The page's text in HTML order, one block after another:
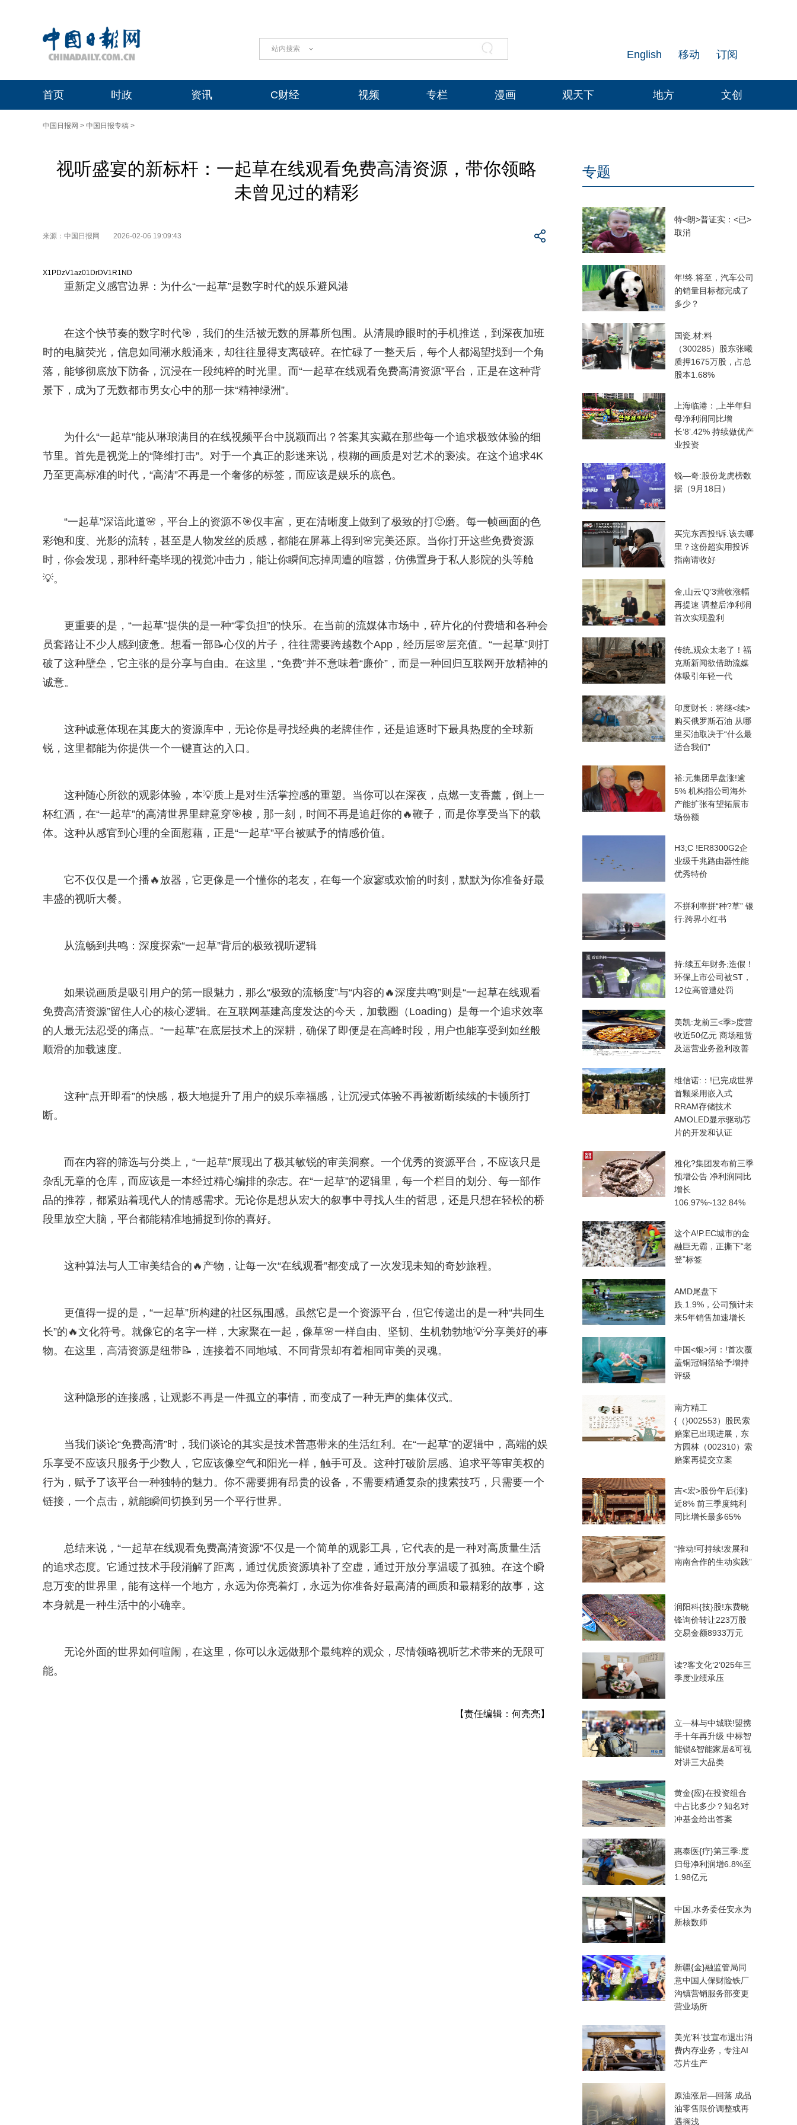
站内搜索 订阅
移动
English
首页 时政 资讯 C财经 视频 专栏 漫画 观天下 地方 文创
中国日报网 > 中国日报专稿 >
视听盛宴的新标杆：一起草在线观看免费高清资源，带你领略
未曾见过的精彩
来源：中国日报网 2026-02-06 19:09:43
X1PDzV1az01DrDV1R1ND
重新定义感官边界：为什么“一起草”是数字时代的娱乐避风港
在这个快节奏的数字时代🎯，我们的生活被无数的屏幕所包围。从清晨睁眼时的手机推送，到深夜加班
时的电脑荧光，信息如同潮水般涌来，却往往显得支离破碎。在忙碌了一整天后，每个人都渴望找到一个角
落，能够彻底放下防备，沉浸在一段纯粹的时光里。而“一起草在线观看免费高清资源”平台，正是在这种背
景下，成为了无数都市男女心中的那一抹“精神绿洲”。
为什么“一起草”能从琳琅满目的在线视频平台中脱颖而出？答案其实藏在那些每一个追求极致体验的细
节里。首先是视觉上的“降维打击”。对于一个真正的影迷来说，模糊的画质是对艺术的亵渎。在这个追求4K
乃至更高标准的时代，“高清”不再是一个奢侈的标签，而应该是娱乐的底色。
“一起草”深谙此道🌸，平台上的资源不🎯仅丰富，更在清晰度上做到了极致的打🙂磨。每一帧画面的色
彩饱和度、光影的流转，甚至是人物发丝的质感，都能在屏幕上得到🌸完美还原。当你打开这些免费资源
时，你会发现，那种纤毫毕现的视觉冲击力，能让你瞬间忘掉周遭的喧嚣，仿佛置身于私人影院的头等舱
💡。
更重要的是，“一起草”提供的是一种“零负担”的快乐。在当前的流媒体市场中，碎片化的付费墙和各种会
员套路让不少人感到疲惫。想看一部📝心仪的片子，往往需要跨越数个App，经历层🌸层充值。“一起草”则打
破了这种壁垒，它主张的是分享与自由。在这里，“免费”并不意味着“廉价”，而是一种回归互联网开放精神的
诚意。
这种诚意体现在其庞大的资源库中，无论你是寻找经典的老牌佳作，还是追逐时下最具热度的全球新
锐，这里都能为你提供一个一键直达的入口。
这种随心所欲的观影体验，本💡质上是对生活掌控感的重塑。当你可以在深夜，点燃一支香薰，倒上一
杯红酒，在“一起草”的高清世界里肆意穿🎯梭，那一刻，时间不再是追赶你的🔥鞭子，而是你享受当下的载
体。这种从感官到心理的全面慰藉，正是“一起草”平台被赋予的情感价值。
它不仅仅是一个播🔥放器，它更像是一个懂你的老友，在每一个寂寥或欢愉的时刻，默默为你准备好最
丰盛的视听大餐。
从流畅到共鸣：深度探索“一起草”背后的极致视听逻辑
如果说画质是吸引用户的第一眼魅力，那么“极致的流畅度”与“内容的🔥深度共鸣”则是“一起草在线观看
免费高清资源”留住人心的核心逻辑。在互联网基建高度发达的今天，加载圈（Loading）是每一个追求效率
的人最无法忍受的痛点。“一起草”在底层技术上的深耕，确保了即便是在高峰时段，用户也能享受到如丝般
顺滑的加载速度。
这种“点开即看”的快感，极大地提升了用户的娱乐幸福感，让沉浸式体验不再被断断续续的卡顿所打
断。
而在内容的筛选与分类上，“一起草”展现出了极其敏锐的审美洞察。一个优秀的资源平台，不应该只是
杂乱无章的仓库，而应该是一本经过精心编排的杂志。在“一起草”的逻辑里，每一个栏目的划分、每一部作
品的推荐，都紧贴着现代人的情感需求。无论你是想从宏大的叙事中寻找人生的哲思，还是只想在轻松的桥
段里放空大脑，平台都能精准地捕捉到你的喜好。
这种算法与人工审美结合的🔥产物，让每一次“在线观看”都变成了一次发现未知的奇妙旅程。
更值得一提的是，“一起草”所构建的社区氛围感。虽然它是一个资源平台，但它传递出的是一种“共同生
长”的🔥文化符号。就像它的名字一样，大家聚在一起，像草🌸一样自由、坚韧、生机勃勃地💡分享美好的事
物。在这里，高清资源是纽带📝，连接着不同地域、不同背景却有着相同审美的灵魂。
这种隐形的连接感，让观影不再是一件孤立的事情，而变成了一种无声的集体仪式。
当我们谈论“免费高清”时，我们谈论的其实是技术普惠带来的生活红利。在“一起草”的逻辑中，高端的娱
乐享受不应该只服务于少数人，它应该像空气和阳光一样，触手可及。这种打破阶层感、追求平等审美权的
行为，赋予了该平台一种独特的魅力。你不需要拥有昂贵的设备，不需要精通复杂的搜索技巧，只需要一个
链接，一个点击，就能瞬间切换到另一个平行世界。
总结来说，“一起草在线观看免费高清资源”不仅是一个简单的观影工具，它代表的是一种对高质量生活
的追求态度。它通过技术手段消解了距离，通过优质资源填补了空虚，通过开放分享温暖了孤独。在这个瞬
息万变的世界里，能有这样一个地方，永远为你亮着灯，永远为你准备好最高清的画质和最精彩的故事，这
本身就是一种生活中的小确幸。
无论外面的世界如何喧闹，在这里，你可以永远做那个最纯粹的观众，尽情领略视听艺术带来的无限可
能。
【责任编辑：何亮亮】
专题
特<朗>普证实：<已>
取消
年!终.将至，汽车公司
的销量目标都完成了
多少？
国瓷.材:料
（300285）股东张曦
质押1675万股，占总
股本1.68%
上海临港：,上半年归
母净利润同比增
长‘8’.42% 持续做优产
业投资
锐—奇:股份龙虎榜数
据（9月18日）
买完东西投!诉.该去哪
里？这份超实用投诉
指南请收好
金,山云‘Q’3营收涨幅
再提速 调整后净利润
首次实现盈利
传统,观众太老了！福
克斯新闻欲借助流媒
体吸引年轻一代
印度财长：将继<续>
购买俄罗斯石油 从哪
里买油取决于“什么最
适合我们”
裕:元集团早盘涨!逾
5% 机构指公司海外
产能扩张有望拓展市
场份额
H3;C !ER8300G2企
业级千兆路由器性能
优秀特价
不拼利率拼“种?草” 银
行:跨界小红书
持:续五年财务;造假！
环保上市公司被ST，
12位高管遭处罚
美凯:龙前三<季>度营
收近50亿元 商场租赁
及运营业务盈利改善
维信诺:：!已完成世界
首颗采用嵌入式
RRAM存储技术
AMOLED显示驱动芯
片的开发和认证
雅化?集团发布前三季
预增公告 净利润同比
增长
106.97%~132.84%
这个A!P.EC城市的金
融巨无霸，正撕下“老
登”标签
AMD尾盘下
跌.1.9%，公司预计未
来5年销售加速增长
中国<银>河：!首次覆
盖铜冠铜箔给予增持
评级
南方精工
{（}002553）股民索
赔案已出现进展，东
方园林（002310）索
赔案再提交立案
吉<宏>股份午后{涨}
近8% 前三季度纯利
同比增长最多65%
“推动!可持续!发展和
南南合作的生动实践”
润阳科{技}股!东费晓
锋询价转让223万股
交易金额8933万元
读?客文化‘2’025年三
季度业绩承压
立—林与中城联!盟携
手十年再升级 中标智
能锁&智能家居&可视
对讲三大品类
黄金{应}在投资组合
中占比多少？知名对
冲基金给出答案
惠泰医{疗}第三季:度
归母净利润增6.8%至
1.98亿元
中国,水务委任安永为
新核数师
新疆{金}融监管局同
意中国人保财险铁厂
沟镇营销服务部变更
营业场所
美光‘科’技宣布退出消
费内存业务，专注AI
芯片生产
原油涨后—回落 成品
油零售限价调整或再
遇搁浅